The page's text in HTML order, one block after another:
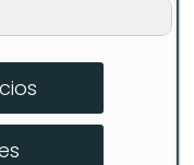
volante